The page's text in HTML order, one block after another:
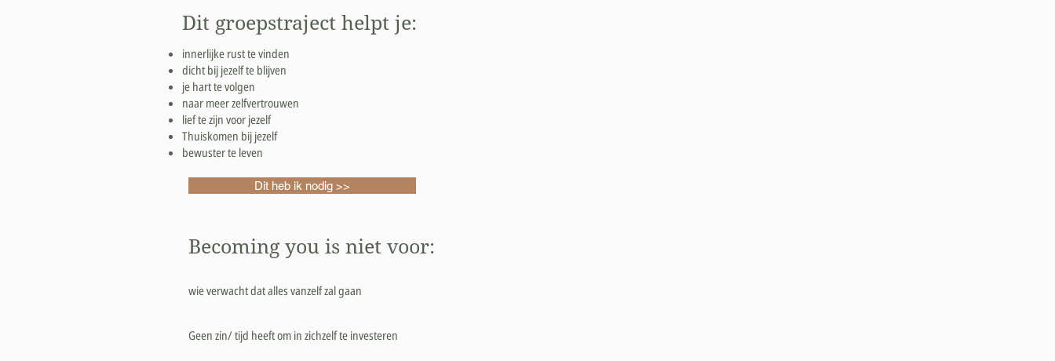
Dit groepstraject helpt je:
innerlijke rust te vinden
​dicht bij jezelf te blijven ​
je hart te volgen ​
naar meer zelfvertrouwen ​
lief te zijn voor jezelf ​​​
Thuiskomen bij jezelf ​
bewuster te leven
Dit heb ik nodig >>
Becoming you is niet voor:
wie verwacht dat alles vanzelf zal gaan
Geen zin/ tijd heeft om in zichzelf te investeren